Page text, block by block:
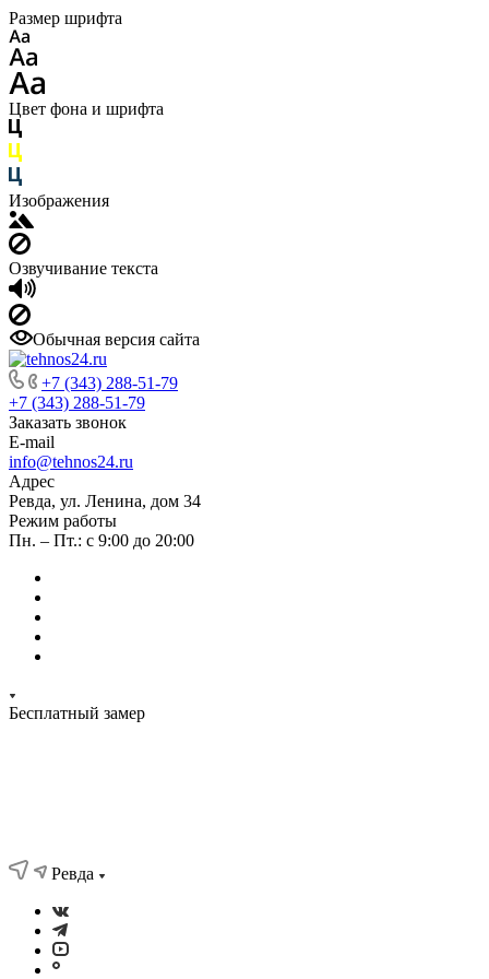
Размер шрифта
Цвет фона и шрифта
Изображения
Озвучивание текста
Обычная версия сайта
+7 (343) 288-51-79
+7 (343) 288-51-79
Заказать звонок
E-mail
info@tehnos24.ru
Адрес
Ревда, ул. Ленина, дом 34
Режим работы
Пн. – Пт.: с 9:00 до 20:00
Бесплатный замер
Ревда